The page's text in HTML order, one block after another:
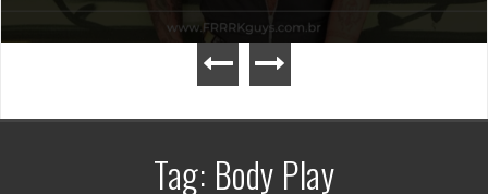
Tag: Body Play